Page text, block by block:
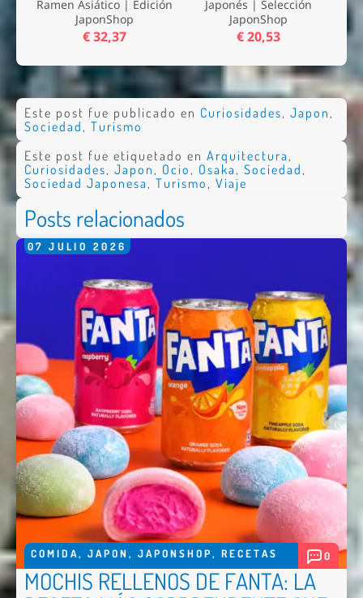
Ramen Asiático | Edición
JaponShop
€ 32,37
Japonés | Selección
JaponShop
€ 20,53
Este post fue publicado en Curiosidades, Japon ,
Sociedad , Turismo
Este post fue etiquetado en Arquitectura ,
Curiosidades, Japon , Ocio , Osaka , Sociedad ,
Sociedad Japonesa , Turismo , Viaje
Posts relacionados
07 JULIO 2026
COMIDA, JAPON , JAPONSHOP, RECETAS 0
MOCHIS RELLENOS DE FANTA: LA